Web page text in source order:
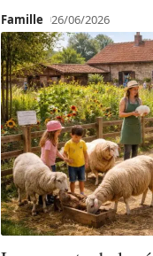
Famille 26/06/2026